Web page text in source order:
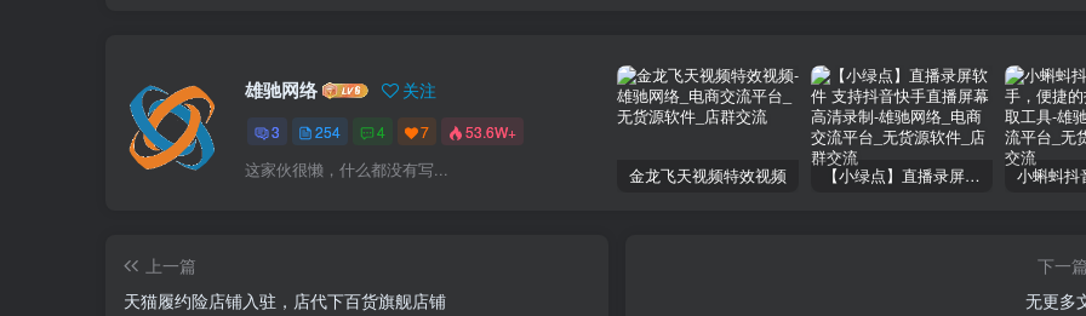
雄驰网络 关注
3 254 4 7 53.6W+
这家伙很懒，什么都没有写... 金龙飞天视频特效视频 【小绿点】直播录屏软件 支持抖音快手直播屏幕高清录制
上一篇
天猫履约险店铺入驻，店代下百货旗舰店铺
下一
无更多